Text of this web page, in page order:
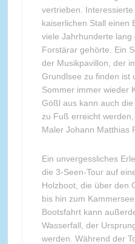
vertrieben.
kaiserlichen Stall einen
viele Jahrhunderte lang
Forstärar gehörte. Ein
der Musikpavillon, der
Grundlsee zu finden ist
Sommer immer wieder
Gößl aus kann auch
zu Fuß erreicht
Maler Johann Matthias
Ein unvergessliches
die 3-Seen-Tour auf
Holzboot, die über den
bis hin zum
Bootsfahrt kann
Wasserfall, der
werden. Während der